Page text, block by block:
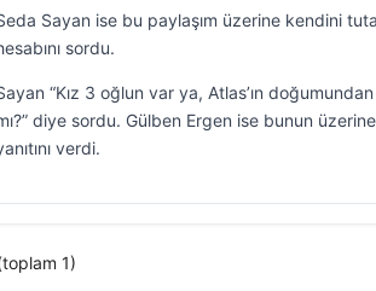
Sayan ise bu paylaşım üzerine kendini
sordu.
“Kız 3 oğlun var ya, Atlas’ın
diye sordu. Gülben Ergen ise bunun
verdi.
1)